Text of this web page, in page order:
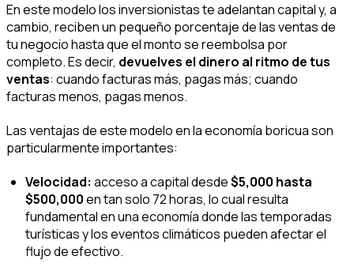
En este modelo los inversionistas te adelantan capital y, a
cambio, reciben un pequeño porcentaje de las ventas de
tu negocio hasta que el monto se reembolsa por
completo. Es decir, devuelves el dinero al ritmo de tus
ventas: cuando facturas más, pagas más; cuando
facturas menos, pagas menos.
Las ventajas de este modelo en la economía boricua son
particularmente importantes:
Velocidad: acceso a capital desde$5,000 hasta
$500,000en tan solo 72 horas, lo cual resulta
fundamental en una economía donde las temporadas
turísticas y los eventos climáticos pueden afectar el
flujo de efectivo.